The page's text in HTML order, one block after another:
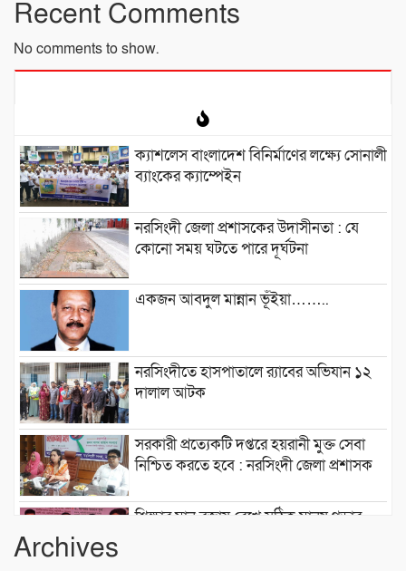
Recent Comments
No comments to show.
ক্যাশলেস বাংলাদেশ বিনির্মাণের লক্ষ্যে সোনালী
ব্যাংকের ক্যাম্পেইন
নরসিংদী জেলা প্রশাসকের উদাসীনতা : যে
কোনো সময় ঘটতে পারে দূর্ঘটনা
একজন আবদুল মান্নান ভূঁইয়া……..
নরসিংদীতে হাসপাতালে র‍্যাবের অভিযান ১২
দালাল আটক
সরকারী প্রত্যেকটি দপ্তরে হয়রানী মুক্ত সেবা
নিশ্চিত করতে হবে : নরসিংদী জেলা প্রশাসক
শিক্ষার মান বজায় রেখে সঠিক মানুষ গড়ার
Archives